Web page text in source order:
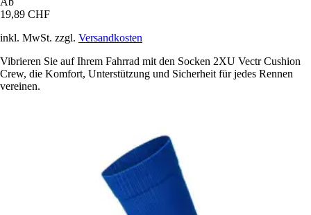
19,89 CHF
inkl. MwSt. zzgl. Versandkosten
Vibrieren Sie auf Ihrem Fahrrad mit den Socken 2XU Vectr Cushion
Crew, die Komfort, Unterstützung und Sicherheit für jedes Rennen
vereinen.